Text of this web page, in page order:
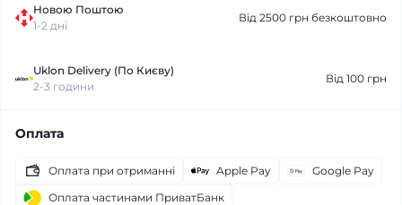
Новою Поштою
1-2 дні
Від 2500 грн безкоштовно
Uklon Delivery (По Києву)
2-3 години
Від 100 грн
Оплата
Оплата при отриманні Apple Pay
Google Pay
Оплата частинами ПриватБанк